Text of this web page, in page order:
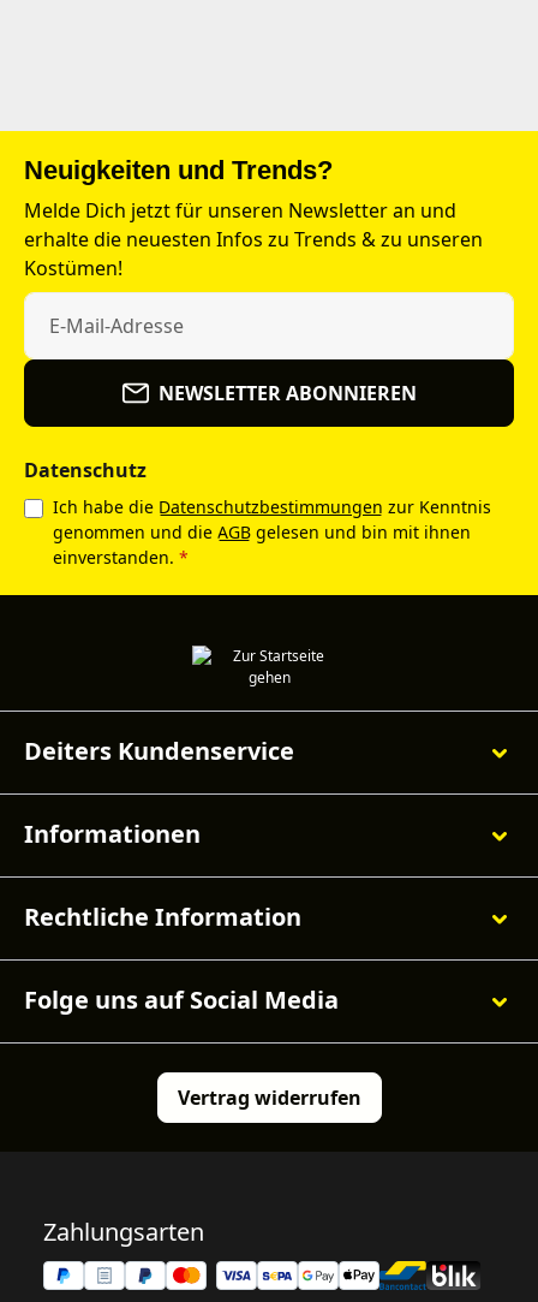
Neuigkeiten und Trends?
Melde Dich jetzt für unseren Newsletter an und
erhalte die neuesten Infos zu Trends & zu unseren
Kostümen!
NEWSLETTER ABONNIEREN
Datenschutz
Ich habe die Datenschutzbestimmungen zur Kenntnis
genommen und die AGB gelesen und bin mit ihnen
einverstanden. *
Deiters Kundenservice
Informationen
Rechtliche Information
Folge uns auf Social Media
Vertrag widerrufen
Zahlungsarten